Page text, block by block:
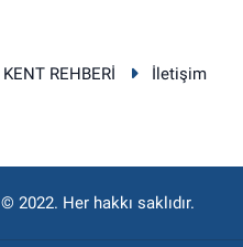
KENT REHBERİ
İletişim
2022. Her hakkı saklıdır.